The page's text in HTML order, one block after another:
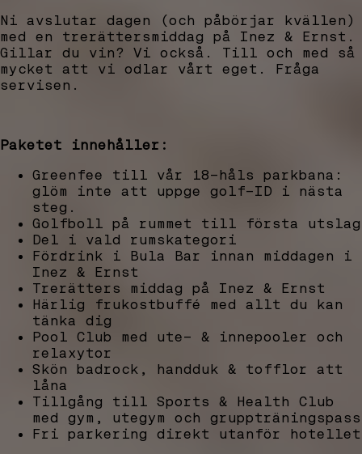
Ni avslutar dagen (och påbörjar kvällen)
med en trerättersmiddag på Inez & Ernst.
Gillar du vin? Vi också. Till och med så
mycket att vi odlar vårt eget. Fråga
servisen.
Paketet innehåller:
Greenfee till vår 18-håls parkbana:
glöm inte att uppge golf-ID i nästa
steg.
Golfboll på rummet till första utslag
Del i vald rumskategori
Fördrink i Bula Bar innan middagen i
Inez & Ernst
Trerätters middag på Inez & Ernst
Härlig frukostbuffé med allt du kan
tänka dig
Pool Club med ute- & innepooler och
relaxytor
Skön badrock, handduk & tofflor att
låna
Tillgång till Sports & Health Club
med gym, utegym och gruppträningspass
Fri parkering direkt utanför hotellet